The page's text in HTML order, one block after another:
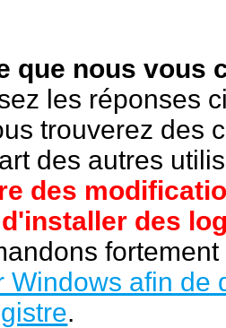
que nous vous
les réponses
trouverez des
des autres
des
des
Windows afin de
.